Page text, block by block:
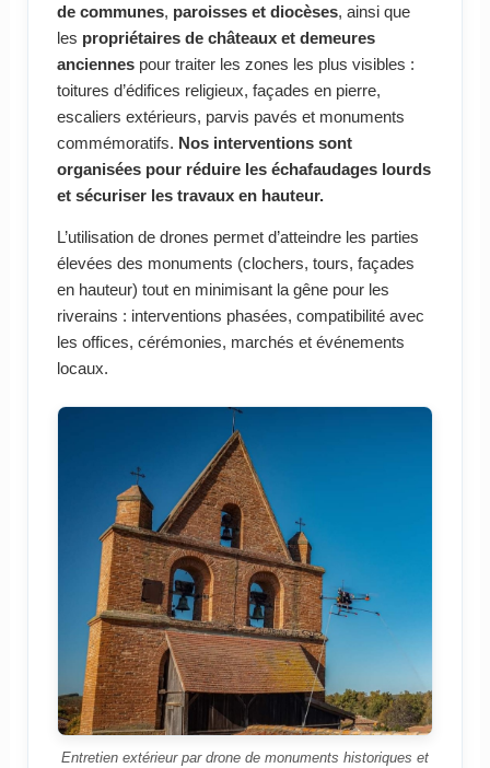
de communes, paroisses et diocèses, ainsi que
les propriétaires de châteaux et demeures
anciennespour traiter les zones les plus visibles :
toitures d’édifices religieux, façades en pierre,
escaliers extérieurs, parvis pavés et monuments
commémoratifs. Nos interventions sont
organisées pour réduire les échafaudages lourds
et sécuriser les travaux en hauteur.
L’utilisation de drones permet d’atteindre les parties
élevées des monuments (clochers, tours, façades
en hauteur) tout en minimisant la gêne pour les
riverains : interventions phasées, compatibilité avec
les offices, cérémonies, marchés et événements
locaux.
Entretien extérieur par drone de monuments historiques et